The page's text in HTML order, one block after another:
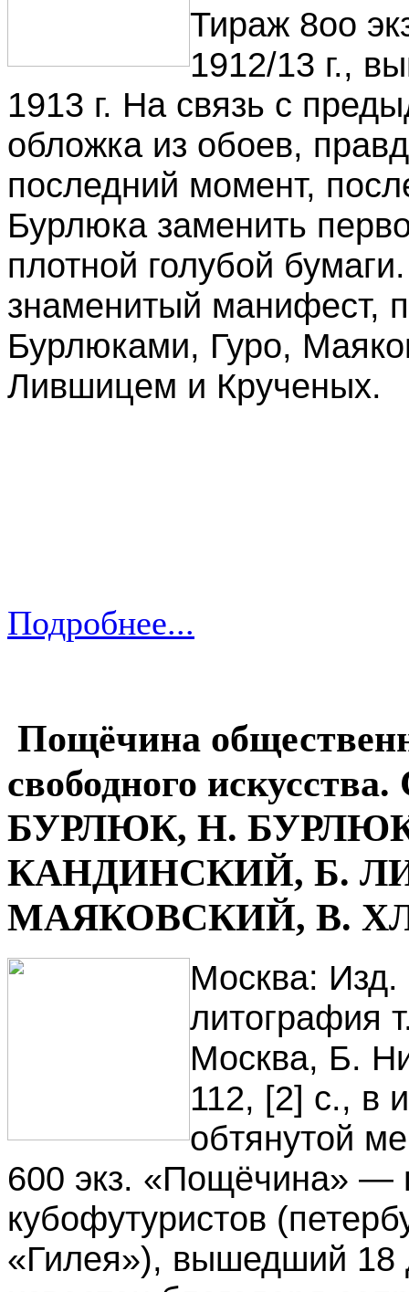
Тираж 8оо
1912/13 г.,
1913 г. На связь с
обложка из обоев,
последний момент,
Бурлюка заменить
плотной голубой
знаменитый манифест,
Бурлюками, Гуро,
Лившицем и Крученых.
Подробнее...
Пощёчина
свободного
БУРЛЮК, Н.
КАНДИНСКИЙ, Б.
МАЯКОВСКИЙ, B.
Москва: Изд.
литография
Москва, Б.
112, [2] с., в
обтянутой
600 экз. «Пощёчина» —
кубофутуристов
«Гилея»), вышедший 18